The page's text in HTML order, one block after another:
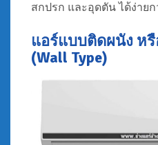
สกปรก และอุดตัน ได้ง่าย
แอร์แบบติดผนัง ห
(Wall Type)